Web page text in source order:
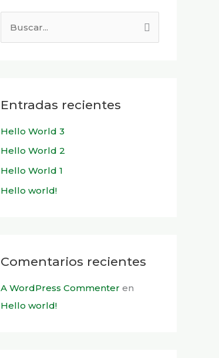
a
p
o
r
:
Entradas recientes
Hello World 3
Hello World 2
Hello World 1
Hello world!
Comentarios recientes
A WordPress Commenter en
Hello world!